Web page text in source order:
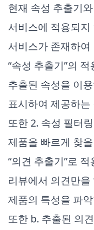
현재 속성 추출기
서비스에 적용되
서비스가 존재하
“속성 추출기”의
추출된 속성을 이
표시하여 제공하는
또한 2. 속성 필터
제품을 빠르게 찾
“의견 추출기”로
리뷰에서 의견만
제품의 특성을 파
또한 b. 추출된 의